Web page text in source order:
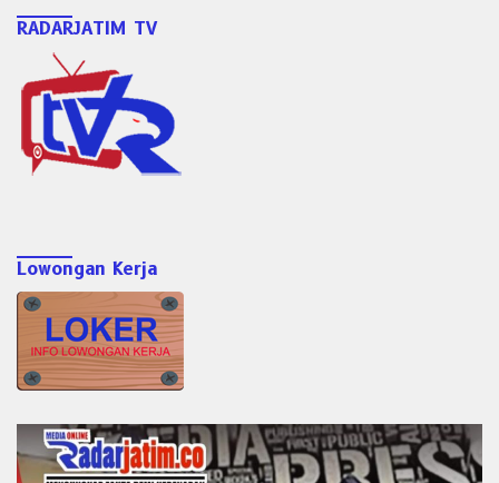
RADARJATIM TV
Lowongan Kerja